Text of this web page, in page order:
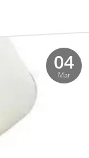
04
Mar